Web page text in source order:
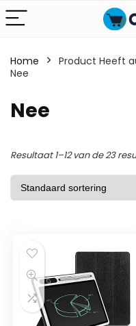
Home
Product Heeft
Nee
Nee
Resultaat 1–12 van de 23